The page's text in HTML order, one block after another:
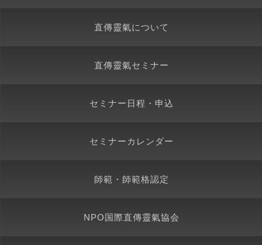
直傳靈氣について
直傳靈氣セミナー
セミナー日程・申込
セミナーカレンダー
師範・師範格認定
NPO国際直傳靈氣協会